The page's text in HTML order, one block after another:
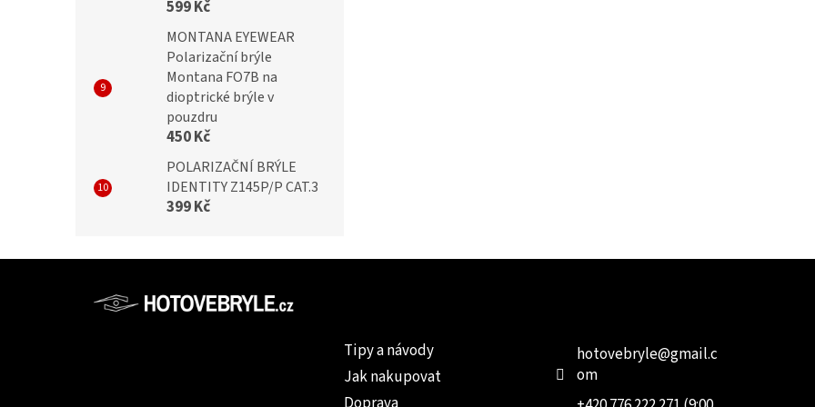
599 Kč
MONTANA EYEWEAR
Polarizační brýle
Montana FO7B na
dioptrické brýle v
pouzdru
450 Kč
POLARIZAČNÍ BRÝLE
IDENTITY Z145P/P CAT.3
399 Kč
Tipy a návody
Jak nakupovat
hotovebryle@gmail.c
om